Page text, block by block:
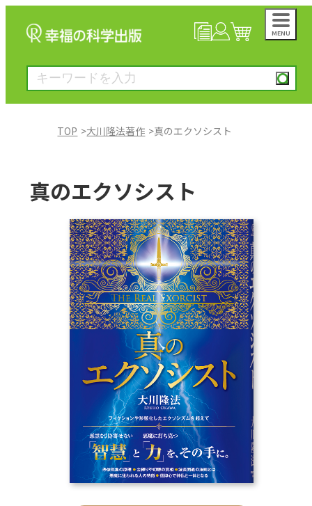
MENU
絵本
雑誌
DVD・ブルーレイ
雑貨
外国語
TOP 大川隆法著作 真のエクソシスト
真のエクソシスト